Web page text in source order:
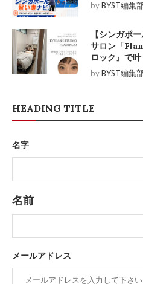
byBYST編集
【シンガポ
サロン「
ロック』で
byBYST編集
HEADING TITLE
名字
名前
メールアドレス